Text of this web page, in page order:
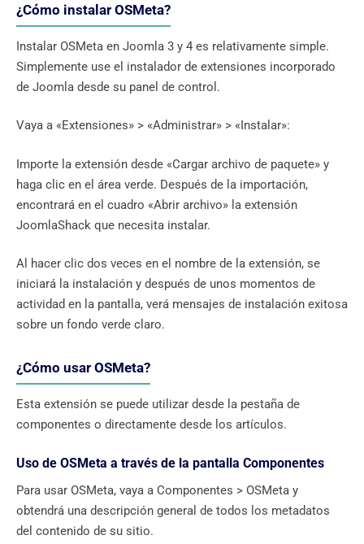
¿Cómo instalar OSMeta?
Instalar OSMeta en Joomla 3 y 4 es relativamente simple.
Simplemente use el instalador de extensiones incorporado
de Joomla desde su panel de control.
Vaya a «Extensiones» > «Administrar» > «Instalar»:
Importe la extensión desde «Cargar archivo de paquete» y
haga clic en el área verde. Después de la importación,
encontrará en el cuadro «Abrir archivo» la extensión
JoomlaShack que necesita instalar.
Al hacer clic dos veces en el nombre de la extensión, se
iniciará la instalación y después de unos momentos de
actividad en la pantalla, verá mensajes de instalación exitosa
sobre un fondo verde claro.
¿Cómo usar OSMeta?
Esta extensión se puede utilizar desde la pestaña de
componentes o directamente desde los artículos.
Uso de OSMeta a través de la pantalla Componentes
Para usar OSMeta, vaya a Componentes > OSMeta y
obtendrá una descripción general de todos los metadatos
del contenido de su sitio.